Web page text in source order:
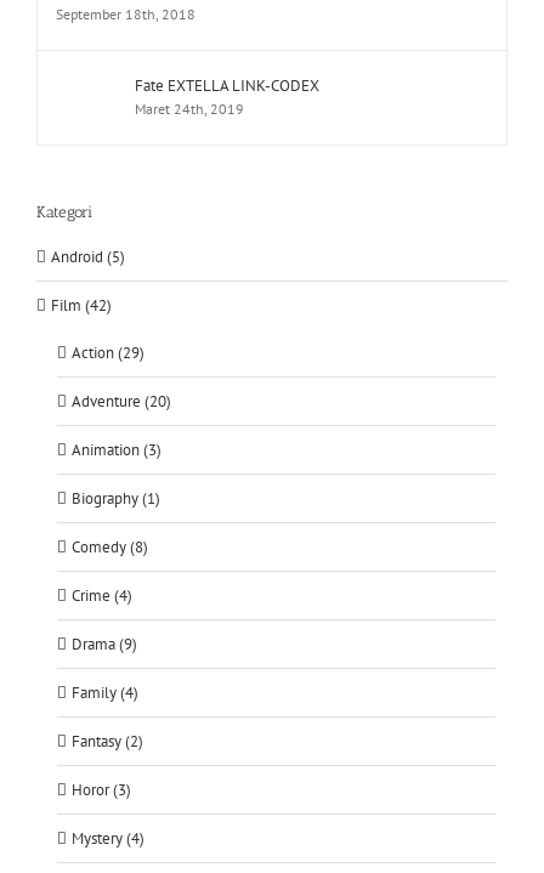
September 18th, 2018
Fate EXTELLA LINK-CODEX
Maret 24th, 2019
Kategori
Android (5)
Film (42)
Action (29)
Adventure (20)
Animation (3)
Biography (1)
Comedy (8)
Crime (4)
Drama (9)
Family (4)
Fantasy (2)
Horor (3)
Mystery (4)